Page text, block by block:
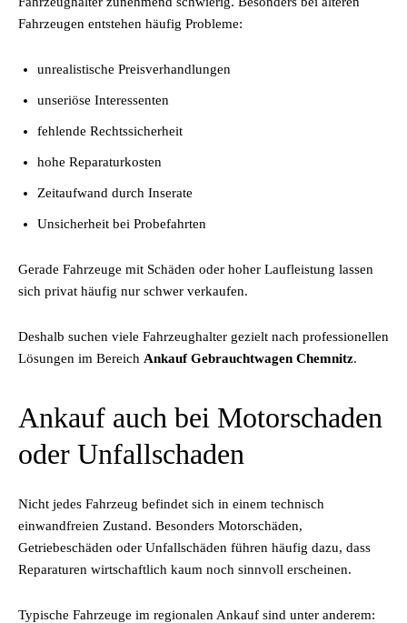
Fahrzeugen entstehen häufig Probleme:
unrealistische Preisverhandlungen
unseriöse Interessenten
fehlende Rechtssicherheit
hohe Reparaturkosten
Zeitaufwand durch Inserate
Unsicherheit bei Probefahrten
Gerade Fahrzeuge mit Schäden oder hoher Laufleistung lassen
sich privat häufig nur schwer verkaufen.
Deshalb suchen viele Fahrzeughalter gezielt nach professionellen
Lösungen im Bereich Ankauf Gebrauchtwagen Chemnitz.
Ankauf auch bei Motorschaden
oder Unfallschaden
Nicht jedes Fahrzeug befindet sich in einem technisch
einwandfreien Zustand. Besonders Motorschäden,
Getriebeschäden oder Unfallschäden führen häufig dazu, dass
Reparaturen wirtschaftlich kaum noch sinnvoll erscheinen.
Typische Fahrzeuge im regionalen Ankauf sind unter anderem: